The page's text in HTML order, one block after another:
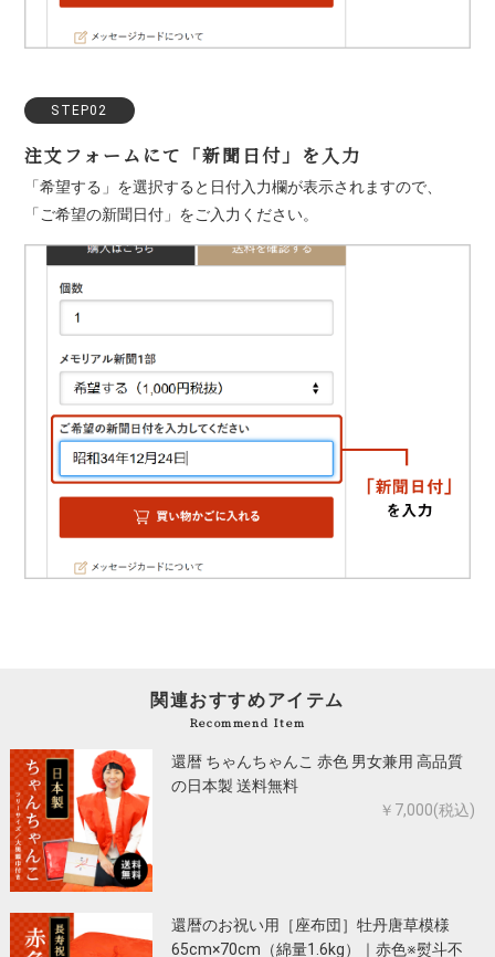
STEP02
注文フォームにて「新聞日付」を入力
「希望する」を選択すると日付入力欄が表示されますので、
「ご希望の新聞日付」をご入力ください。
関連おすすめアイテム
Recommend Item
還暦 ちゃんちゃんこ 赤色 男女兼用 高品質
の日本製 送料無料
￥7,000(税込)
還暦のお祝い用［座布団］牡丹唐草模様
65cm×70cm（綿量1.6kg）｜赤色※熨斗不